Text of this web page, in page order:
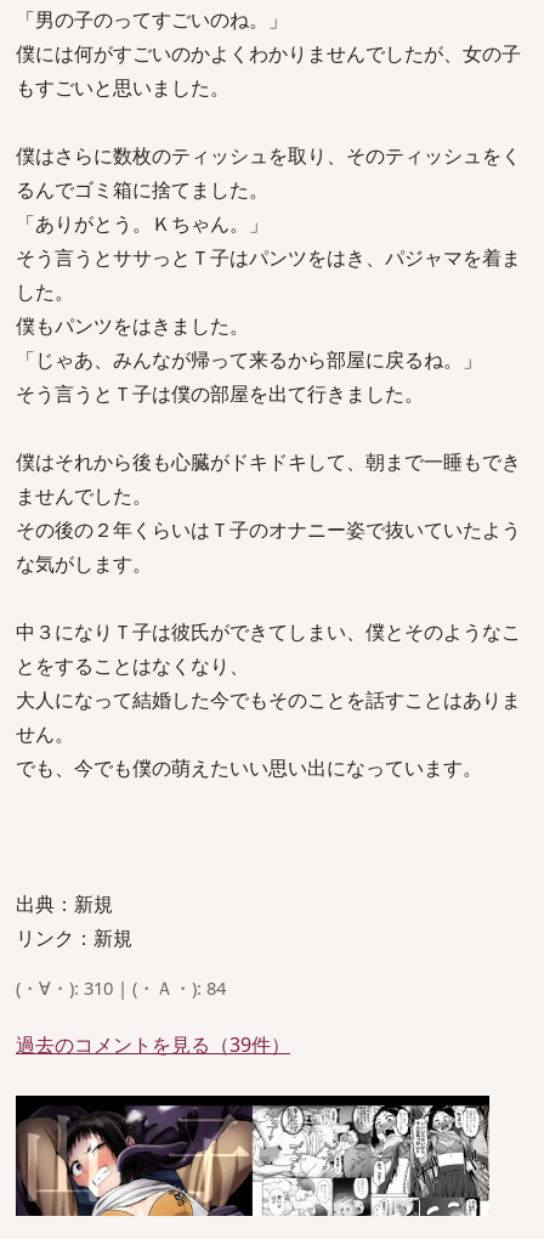
「男の子のってすごいのね。」
僕には何がすごいのかよくわかりませんでしたが、女の子
もすごいと思いました。
僕はさらに数枚のティッシュを取り、そのティッシュをく
るんでゴミ箱に捨てました。
「ありがとう。Ｋちゃん。」
そう言うとササっとＴ子はパンツをはき、パジャマを着ま
した。
僕もパンツをはきました。
「じゃあ、みんなが帰って来るから部屋に戻るね。」
そう言うとＴ子は僕の部屋を出て行きました。
僕はそれから後も心臓がドキドキして、朝まで一睡もでき
ませんでした。
その後の２年くらいはＴ子のオナニー姿で抜いていたよう
な気がします。
中３になりＴ子は彼氏ができてしまい、僕とそのようなこ
とをすることはなくなり、
大人になって結婚した今でもそのことを話すことはありま
せん。
でも、今でも僕の萌えたいい思い出になっています。
出典：新規
リンク：新規
(・∀・): 310 | (・Ａ・): 84
過去のコメントを見る（39件）